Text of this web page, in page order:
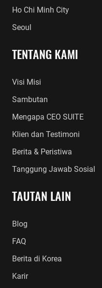
Ho Chi Minh City
Seoul
TENTANG KAMI
Visi Misi
Sambutan
Mengapa CEO SUITE
Klien dan Testimoni
Berita & Peristiwa
Tanggung Jawab Sosial
TAUTAN LAIN
Blog
FAQ
Berita di Korea
Karir